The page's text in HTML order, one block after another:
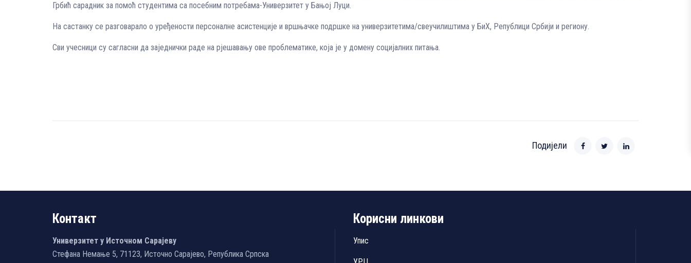
Грбић сарадник за помоћ студентима са посебним потребама-Универзитет у Бањој Луци.
На састанку се разговарало о уређености персоналне асистенције и вршњачке подршке на универзитетима/свеучилиштима у БиХ, Републици Србији и региону.
Сви учесници су сагласни да заједнички раде на рјешавању ове проблематике, која је у домену социјалних питања.
Подијели
Контакт
Универзитет у Источном Сарајеву
Стефана Немање 5, 71123, Источно Сарајево, Република Српска
Корисни линкови
Упис